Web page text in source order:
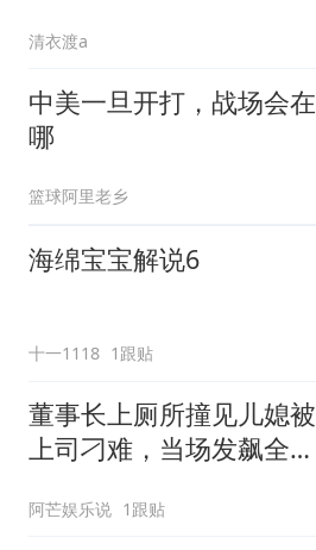
清衣渡a
中美一旦开打，战场会在
哪
篮球阿里老乡
海绵宝宝解说6
十一1118 1跟贴
董事长上厕所撞见儿媳被
上司刁难，当场发飙全场
阿芒娱乐说 1跟贴